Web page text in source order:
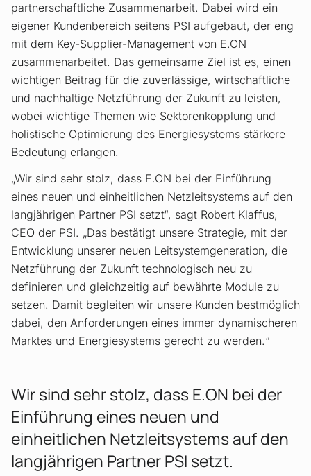
partnerschaftliche Zusammenarbeit. Dabei wird ein
eigener Kundenbereich seitens PSI aufgebaut, der eng
mit dem Key-Supplier-Management von E.ON
zusammenarbeitet. Das gemeinsame Ziel ist es, einen
wichtigen Beitrag für die zuverlässige, wirtschaftliche
und nachhaltige Netzführung der Zukunft zu leisten,
wobei wichtige Themen wie Sektorenkopplung und
holistische Optimierung des Energiesystems stärkere
Bedeutung erlangen.
„Wir sind sehr stolz, dass E.ON bei der Einführung
eines neuen und einheitlichen Netzleitsystems auf den
langjährigen Partner PSI setzt“, sagt Robert Klaffus,
CEO der PSI. „Das bestätigt unsere Strategie, mit der
Entwicklung unserer neuen Leitsystemgeneration, die
Netzführung der Zukunft technologisch neu zu
definieren und gleichzeitig auf bewährte Module zu
setzen. Damit begleiten wir unsere Kunden bestmöglich
dabei, den Anforderungen eines immer dynamischeren
Marktes und Energiesystems gerecht zu werden.“
Wir sind sehr stolz, dass E.ON bei der
Einführung eines neuen und
einheitlichen Netzleitsystems auf den
langjährigen Partner PSI setzt.